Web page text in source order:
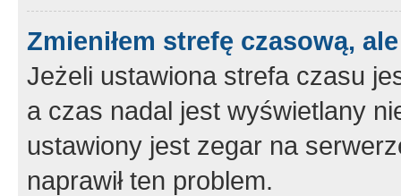
Zmieniłem strefę czasową,
Jeżeli ustawiona strefa czasu
a czas nadal jest wyświetlany
ustawiony jest zegar na
naprawił ten problem.